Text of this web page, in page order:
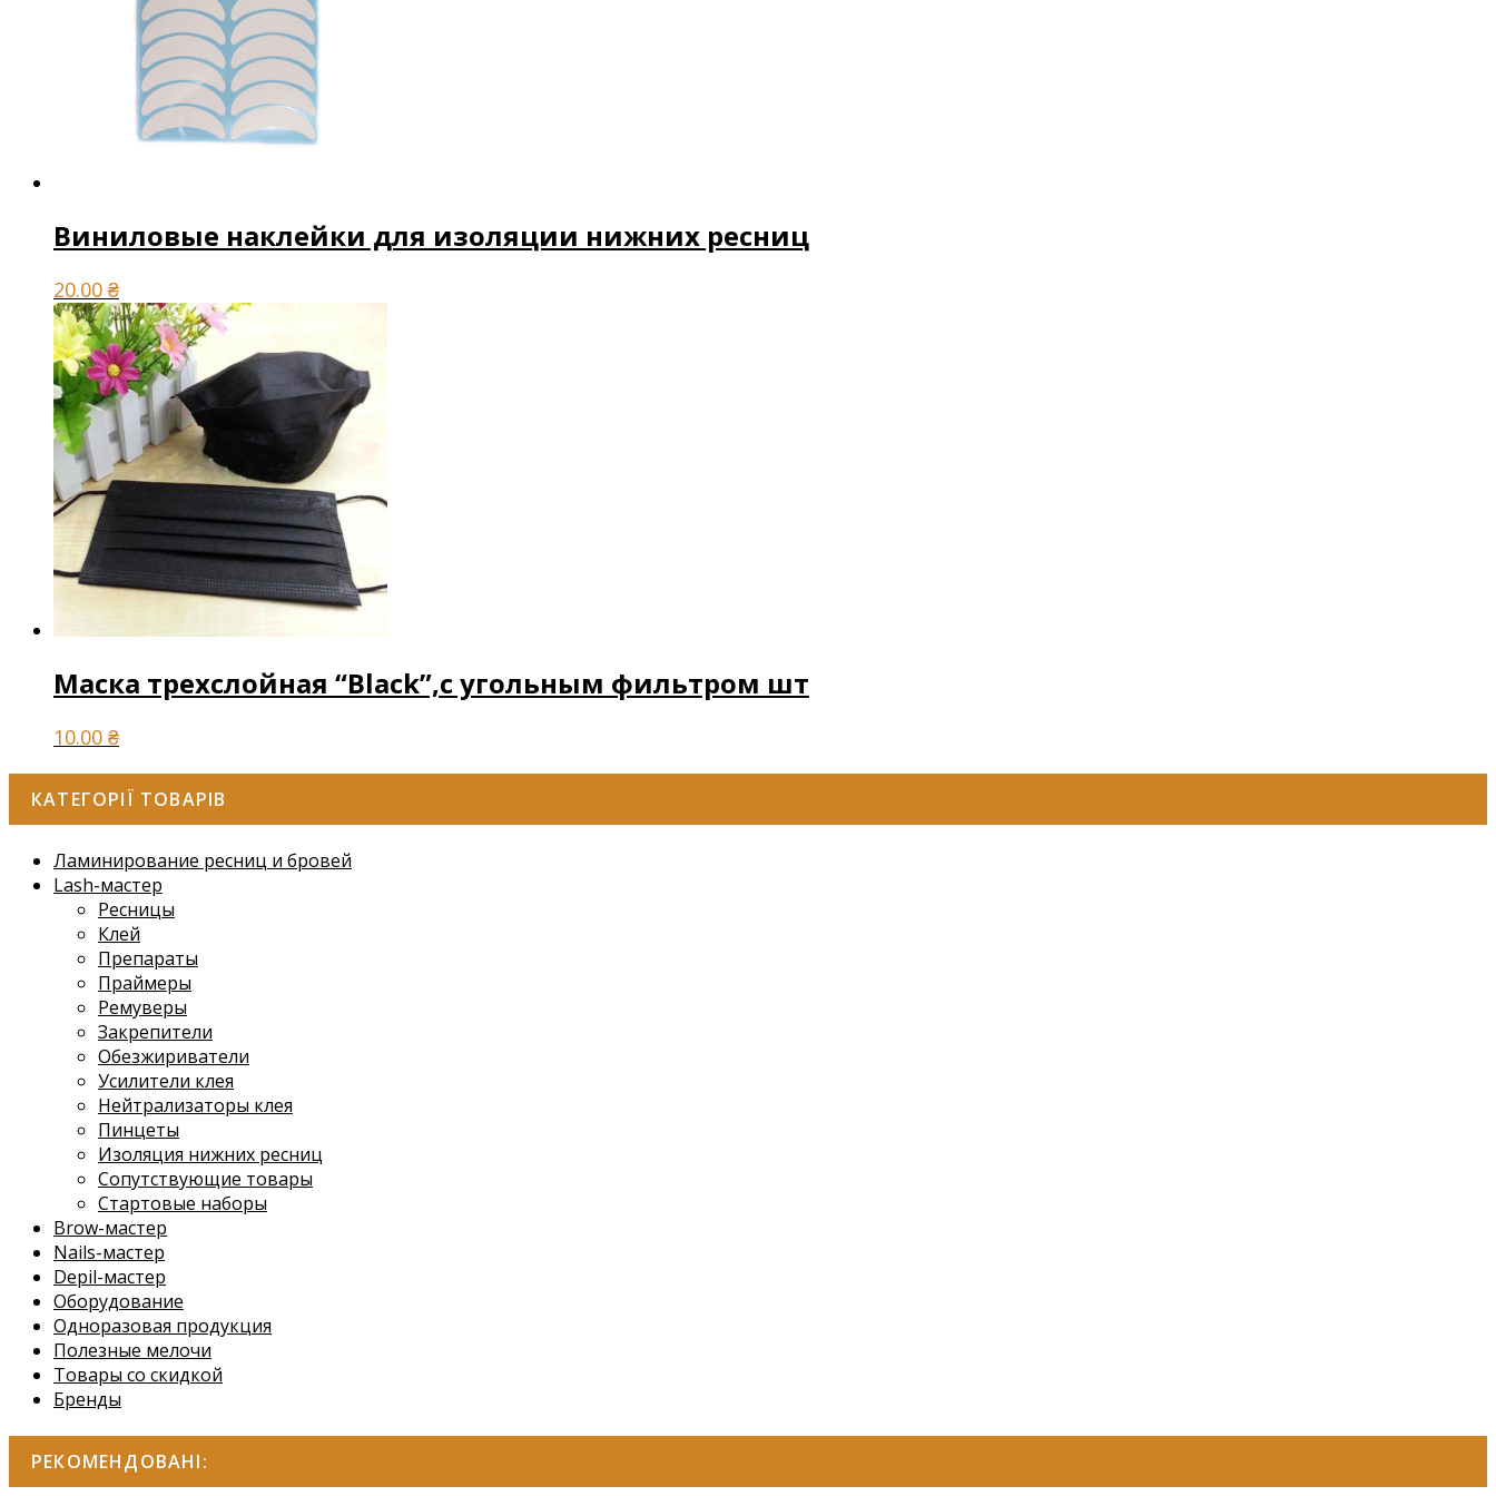
Виниловые наклейки для изоляции нижних ресниц
20.00 ₴
Маска трехслойная “Black”,с угольным фильтром шт
10.00 ₴
КАТЕГОРІЇ ТОВАРІВ
Ламинирование ресниц и бровей
Lash-мастер
Ресницы
Клей
Препараты
Праймеры
Ремуверы
Закрепители
Обезжириватели
Усилители клея
Нейтрализаторы клея
Пинцеты
Изоляция нижних ресниц
Сопутствующие товары
Стартовые наборы
Brow-мастер
Nails-мастер
Depil-мастер
Оборудование
Одноразовая продукция
Полезные мелочи
Товары со скидкой
Бренды
РЕКОМЕНДОВАНІ: